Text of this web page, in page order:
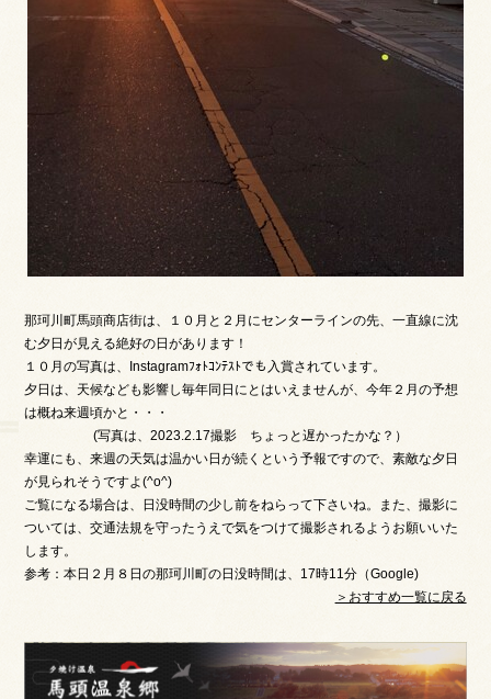
那珂川町馬頭商店街は、１０月と２月にセンターラインの先、一直線に沈
む夕日が見える絶好の日があります！
１０月の写真は、Instagramﾌｫﾄｺﾝﾃｽﾄでも入賞されています。
夕日は、天候なども影響し毎年同日にとはいえませんが、今年２月の予想
は概ね来週頃かと・・・
(写真は、2023.2.17撮影 ちょっと遅かったかな？）
幸運にも、来週の天気は温かい日が続くという予報ですので、素敵な夕日
が見られそうですよ(^o^)
ご覧になる場合は、日没時間の少し前をねらって下さいね。また、撮影に
ついては、交通法規を守ったうえで気をつけて撮影されるようお願いいた
します。
参考：本日２月８日の那珂川町の日没時間は、17時11分（Google)
＞おすすめ一覧に戻る